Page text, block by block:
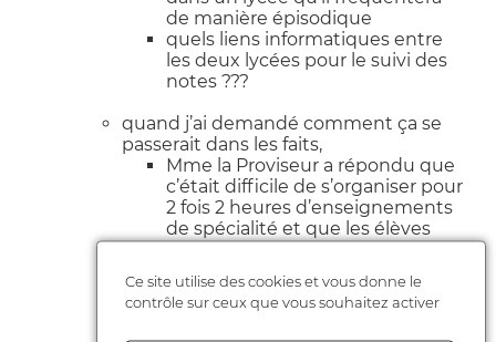
de manière épisodique
quels liens informatiques entre
les deux lycées pour le suivi des
notes ???
quand j’ai demandé comment ça se
passerait dans les faits,
Mme la Proviseur a répondu que
c’était difficile de s’organiser pour
2 fois 2 heures d’enseignements
de spécialité et que les élèves
pourraient également bénéficier
des cours duCNED
(en précisant
bien que ce serait gratuit).
Ce site utilise des cookies et vous donne le
contrôle sur ceux que vous souhaitez activer